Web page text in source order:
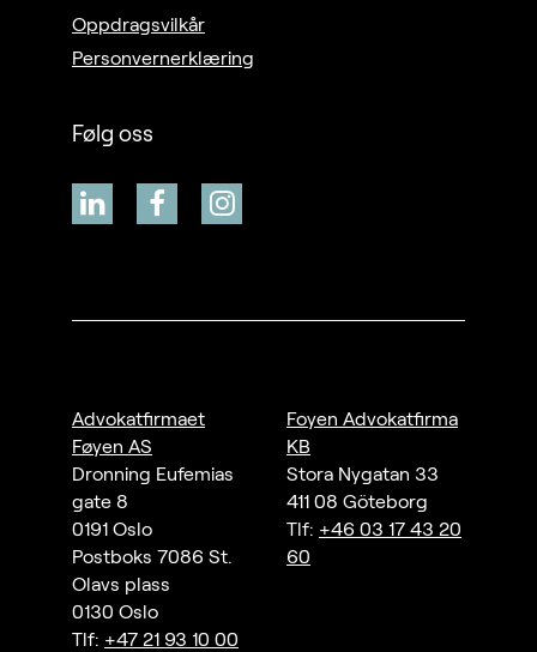
Oppdragsvilkår
Personvernerklæring
Følg oss
Advokatfirmaet
Føyen AS
Dronning Eufemias
gate 8
0191 Oslo
Postboks 7086 St.
Olavs plass
0130 Oslo
Tlf: +47 21 93 10 00
Foyen Advokatfirma
KB
Stora Nygatan 33
411 08 Göteborg
Tlf: +46 03 17 43 20
60